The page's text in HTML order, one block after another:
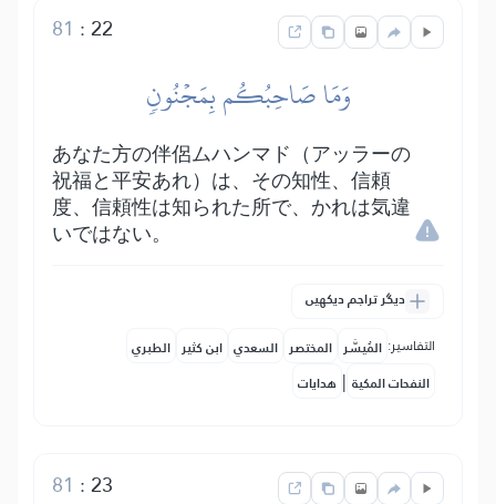
22
:
81
وَمَا صَاحِبُكُم بِمَجۡنُونٖ
あなた方の伴侶ムハンマド（アッラーの
祝福と平安あれ）は、その知性、信頼
度、信頼性は知られた所で、かれは気違
いではない。
دیگر تراجم دیکھیں
التفاسير: المُيسَّر المختصر السعدي ابن كثير الطبري
النفحات المكية | هدايات
23
:
81